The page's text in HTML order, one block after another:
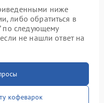
ниже
либо обратиться в
по следующему
если не нашли ответ на
кофеварок